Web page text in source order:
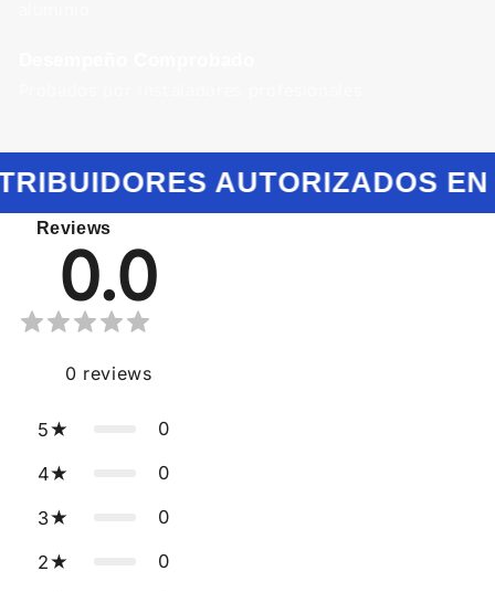
AUTORIZADOS EN
Reviews
0.0
0 reviews
5 0
4 0
3 0
2 0